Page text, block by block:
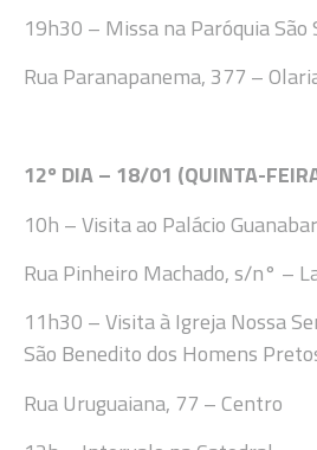
19h30 – Missa na Paróquia São
Rua Paranapanema, 377 –
12º DIA – 18/01 (QUINTA-
10h – Visita ao Palácio
Rua Pinheiro Machado, s/n° –
11h30 – Visita à Igreja Nossa
São Benedito dos Homens
Rua Uruguaiana, 77 – Centro